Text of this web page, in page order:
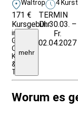
Waltrop 4
171 €
Kursgebühr
inkl.
Getränke,
Obst,
Kopien
&
mehr
TERMIN
Di. 30.03. –
Fr.
02.04.2027
Worum es